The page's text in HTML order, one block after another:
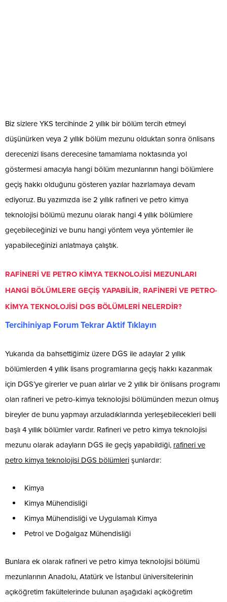
Biz sizlere YKS tercihinde 2 yıllık bir bölüm tercih etmeyi
düşünürken veya 2 yıllık bölüm mezunu olduktan sonra önlisans
derecenizi lisans derecesine tamamlama noktasında yol
göstermesi amacıyla hangi bölüm mezunlarının hangi bölümlere
geçiş hakkı olduğunu gösteren yazılar hazırlamaya devam
ediyoruz. Bu yazımızda ise 2 yıllık rafineri ve petro kimya
teknolojisi bölümü mezunu olarak hangi 4 yıllık bölümlere
geçebileceğinizi ve bunu hangi yöntem veya yöntemler ile
yapabileceğinizi anlatmaya çalıştık.
RAFİNERİ VE PETRO KİMYA TEKNOLOJİSİ MEZUNLARI
HANGİ BÖLÜMLERE GEÇİŞ YAPABİLİR, RAFİNERİ VE PETRO-
KİMYA TEKNOLOJİSİ DGS BÖLÜMLERİ NELERDİR?
Tercihiniyap Forum Tekrar Aktif Tıklayın
Yukarıda da bahsettiğimiz üzere DGS ile adaylar 2 yıllık
bölümlerden 4 yıllık lisans programlarına geçiş hakkı kazanmak
için DGS’ye girerler ve puan alırlar ve 2 yıllık bir önlisans programı
olan rafineri ve petro-kimya teknolojisi bölümünden mezun olmuş
bireyler de bunu yapmayı arzuladıklarında yerleşebilecekleri belli
başlı 4 yıllık bölümler vardır. Rafineri ve petro kimya teknolojisi
mezunu olarak adayların DGS ile geçiş yapabildiği, rafineri ve
petro kimya teknolojisi DGS bölümleri şunlardır:
Kimya
Kimya Mühendisliği
Kimya Mühendisliği ve Uygulamalı Kimya
Petrol ve Doğalgaz Mühendisliği
Bunlara ek olarak rafineri ve petro kimya teknolojisi bölümü
mezunlarının Anadolu, Atatürk ve İstanbul üniversitelerinin
açıköğretim fakültelerinde bulunan aşağıdaki açıköğretim